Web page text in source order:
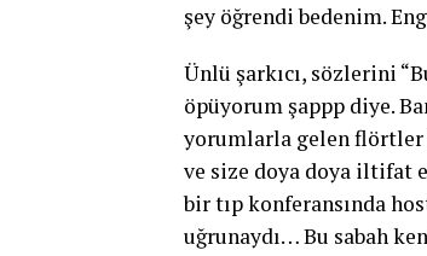
şey öğrendi bedenim.
Ünlü şarkıcı, sözlerini
öpüyorum şappp diye.
yorumlarla gelen flörtler
ve size doya doya iltifat
bir tıp konferansında
uğrunaydı… Bu sabah